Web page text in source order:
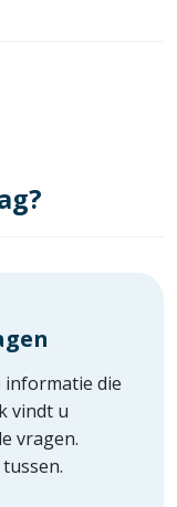
informatie die
vindt u
vragen.